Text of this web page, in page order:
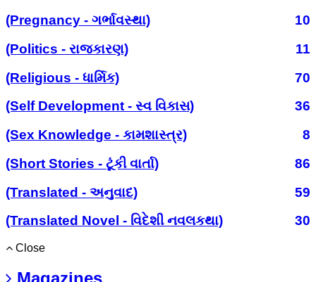
(Pregnancy - ગર્ભાવસ્થા)
10
(Politics - રાજકારણ)
11
(Religious - ધાર્મિક)
70
(Self Development - સ્વ વિકાસ)
36
(Sex Knowledge - કામશાસ્ત્ર)
8
(Short Stories - ટૂંકી વાર્તા)
86
(Translated - અનુવાદ)
59
(Translated Novel - વિદેશી નવલકથા)
30
Close
Magazines